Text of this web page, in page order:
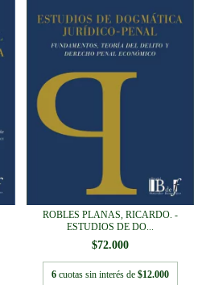
ROBLES PLANAS, RICARDO. -
ESTUDIOS DE DO...
$72.000
6 cuotas sin interés de $12.000